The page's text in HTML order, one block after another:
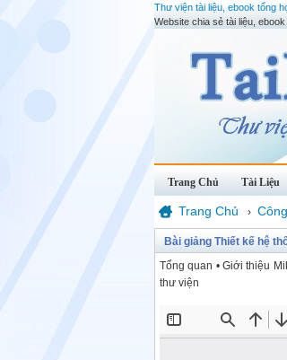
Thư viện tài liệu, ebook tổng
Website chia sẻ tài liệu,
Trang Chủ Tài Liệu
Trang Chủ ›
Bài giảng Thiết kế hệ
Tổng quan • Giới thiệu
thư viện